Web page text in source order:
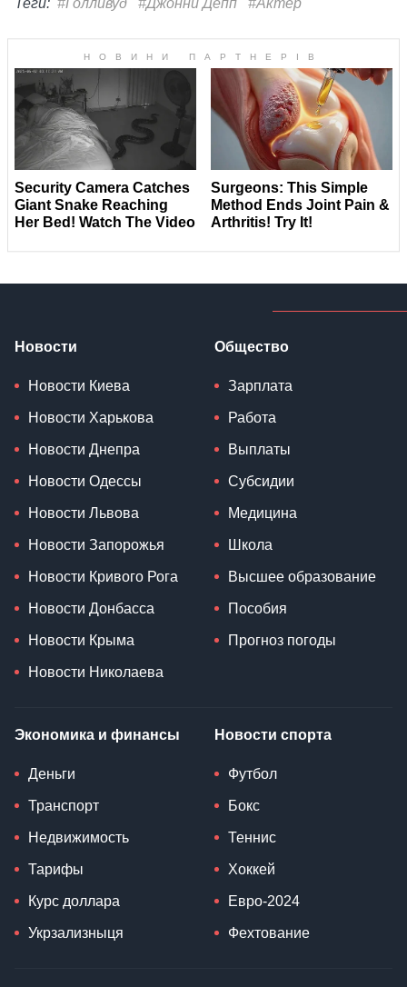
Теги: #Голливуд #Джонни Депп #Актер
Новости
Новости Киева
Новости Харькова
Новости Днепра
Новости Одессы
Новости Львова
Новости Запорожья
Новости Кривого Рога
Новости Донбасса
Новости Крыма
Новости Николаева
Общество
Зарплата
Работа
Выплаты
Субсидии
Медицина
Школа
Высшее образование
Пособия
Прогноз погоды
Экономика и финансы
Деньги
Транспорт
Недвижимость
Тарифы
Курс доллара
Укрзализныця
Новости спорта
Футбол
Бокс
Теннис
Хоккей
Евро-2024
Фехтование